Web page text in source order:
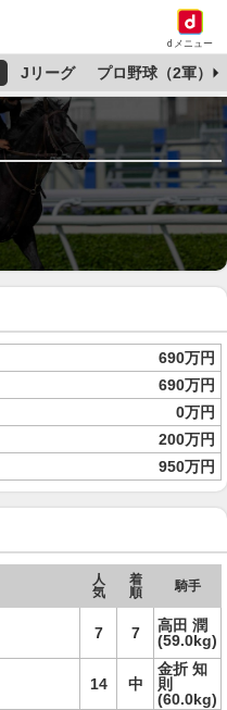
dメニュー
Jリーグ プロ野球（2軍）
690万円
690万円
0万円
200万円
950万円
人
気
着
順
騎手
7 7
高田 潤
(59.0kg)
14 中
金折 知
則
(60.0kg)